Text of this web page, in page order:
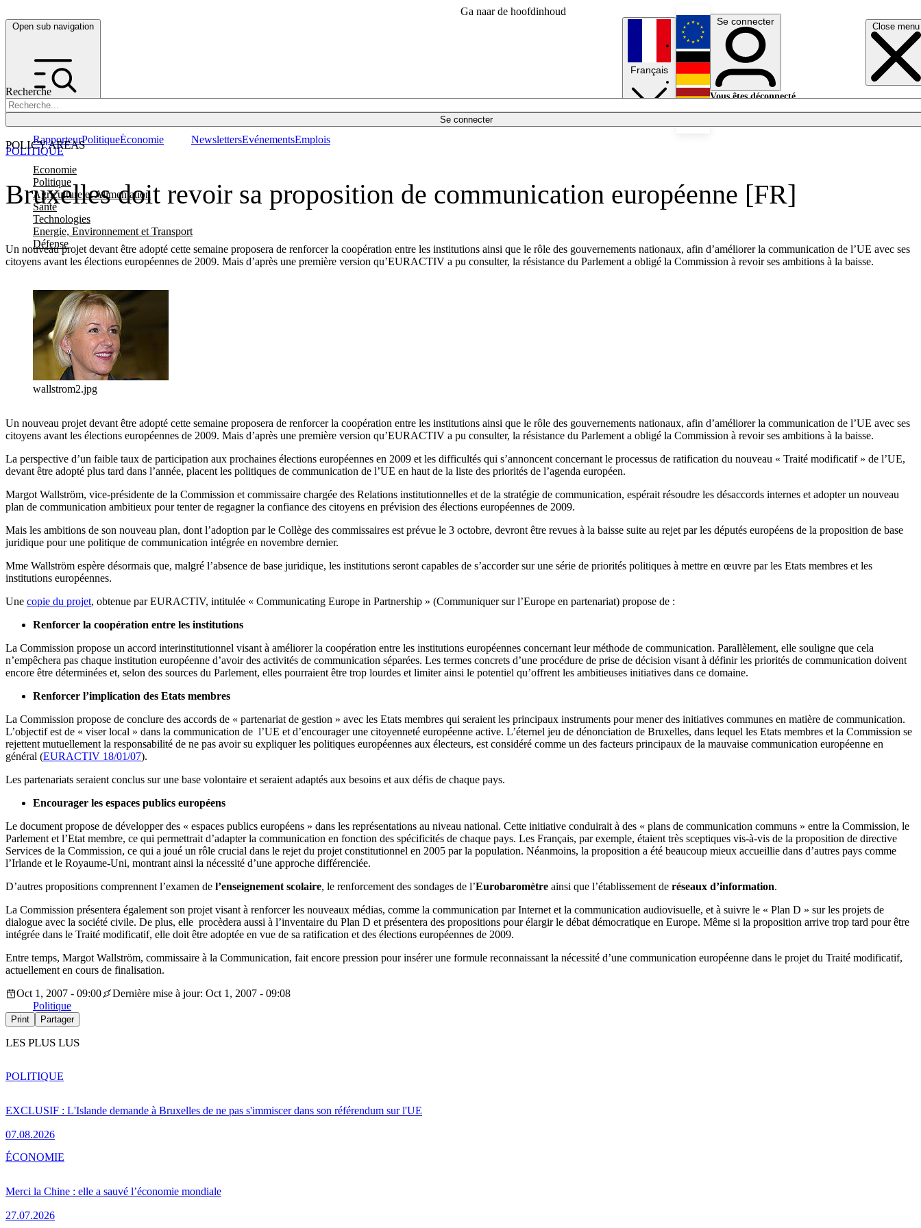
Ga naar de hoofdinhoud
Open sub navigation Close menu
Recherche
Se connecter
POLICY AREAS
Economie
Politique
Agriculture et Alimentation
Santé
Technologies
Energie, Environnement et Transport
Défense
RapporteurPolitiqueÉconomie NewslettersEvénementsEmplois
Français
English
Deutsch
Se connecter
Vous êtes déconnecté.
Bruxelles doit revoir sa proposition de communication européenne [FR]
Un nouveau projet devant être adopté cette semaine proposera de renforcer la coopération entre les institutions ainsi que le rôle des gouvernements nationaux, afin d’améliorer la communication de l’UE avec ses
citoyens avant les élections européennes de 2009. Mais d’après une première version qu’EURACTIV a pu consulter, la résistance du Parlement a obligé la Commission à revoir ses ambitions à la baisse.
POLITIQUE
wallstrom2.jpg
Un nouveau projet devant être adopté cette semaine proposera de renforcer la coopération entre les institutions ainsi que le rôle des gouvernements nationaux, afin d’améliorer la communication de l’UE avec ses
citoyens avant les élections européennes de 2009. Mais d’après une première version qu’EURACTIV a pu consulter, la résistance du Parlement a obligé la Commission à revoir ses ambitions à la baisse.
La perspective d’un faible taux de participation aux prochaines élections européennes en 2009 et les difficultés qui s’annoncent concernant le processus de ratification du nouveau « Traité modificatif » de l’UE,
devant être adopté plus tard dans l’année, placent les politiques de communication de l’UE en haut de la liste des priorités de l’agenda européen.
Margot Wallström, vice-présidente de la Commission et commissaire chargée des Relations institutionnelles et de la stratégie de communication, espérait résoudre les désaccords internes et adopter un nouveau
plan de communication ambitieux pour tenter de regagner la confiance des citoyens en prévision des élections européennes de 2009.
Mais les ambitions de son nouveau plan, dont l’adoption par le Collège des commissaires est prévue le 3 octobre, devront être revues à la baisse suite au rejet par les députés européens de la proposition de base
juridique pour une politique de communication intégrée en novembre dernier.
Mme Wallström espère désormais que, malgré l’absence de base juridique, les institutions seront capables de s’accorder sur une série de priorités politiques à mettre en œuvre par les Etats membres et les
institutions européennes.
Une copie du projet, obtenue par EURACTIV, intitulée « Communicating Europe in Partnership » (Communiquer sur l’Europe en partenariat) propose de :
Renforcer la coopération entre les institutions
La Commission propose un accord interinstitutionnel visant à améliorer la coopération entre les institutions européennes concernant leur méthode de communication. Parallèlement, elle souligne que cela
n’empêchera pas chaque institution européenne d’avoir des activités de communication séparées. Les termes concrets d’une procédure de prise de décision visant à définir les priorités de communication doivent
encore être déterminées et, selon des sources du Parlement, elles pourraient être trop lourdes et limiter ainsi le potentiel qu’offrent les ambitieuses initiatives dans ce domaine.
Renforcer l’implication des Etats membres
La Commission propose de conclure des accords de « partenariat de gestion » avec les Etats membres qui seraient les principaux instruments pour mener des initiatives communes en matière de communication.
L’objectif est de « viser local » dans la communication de l’UE et d’encourager une citoyenneté européenne active. L’éternel jeu de dénonciation de Bruxelles, dans lequel les Etats membres et la Commission se
rejettent mutuellement la responsabilité de ne pas avoir su expliquer les politiques européennes aux électeurs, est considéré comme un des facteurs principaux de la mauvaise communication européenne en
général (EURACTIV 18/01/07).
Les partenariats seraient conclus sur une base volontaire et seraient adaptés aux besoins et aux défis de chaque pays.
Encourager les espaces publics européens
Le document propose de développer des « espaces publics européens » dans les représentations au niveau national. Cette initiative conduirait à des « plans de communication communs » entre la Commission, le
Parlement et l’Etat membre, ce qui permettrait d’adapter la communication en fonction des spécificités de chaque pays. Les Français, par exemple, étaient très sceptiques vis-à-vis de la proposition de directive
Services de la Commission, ce qui a joué un rôle crucial dans le rejet du projet constitutionnel en 2005 par la population. Néanmoins, la proposition a été beaucoup mieux accueillie dans d’autres pays comme
l’Irlande et le Royaume-Uni, montrant ainsi la nécessité d’une approche différenciée.
D’autres propositions comprennent l’examen de l’enseignement scolaire, le renforcement des sondages de l’Eurobaromètre ainsi que l’établissement de réseaux d’information.
La Commission présentera également son projet visant à renforcer les nouveaux médias, comme la communication par Internet et la communication audiovisuelle, et à suivre le « Plan D » sur les projets de
dialogue avec la société civile. De plus, elle procèdera aussi à l’inventaire du Plan D et présentera des propositions pour élargir le débat démocratique en Europe. Même si la proposition arrive trop tard pour être
intégrée dans le Traité modificatif, elle doit être adoptée en vue de sa ratification et des élections européennes de 2009.
Entre temps, Margot Wallström, commissaire à la Communication, fait encore pression pour insérer une formule reconnaissant la nécessité d’une communication européenne dans le projet du Traité modificatif,
actuellement en cours de finalisation.
Oct 1, 2007 - 09:00
Dernière mise à jour: Oct 1, 2007 - 09:08
Politique
Print Partager
LES PLUS LUS
EXCLUSIF : L'Islande demande à Bruxelles de ne pas s'immiscer dans son référendum sur l'UE
07.08.2026
POLITIQUE
Merci la Chine : elle a sauvé l’économie mondiale
27.07.2026
ÉCONOMIE